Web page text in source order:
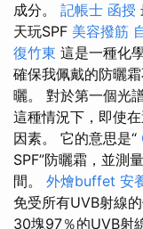
成分。 記帳士 函授
天玩SPF 美容撥筋
復竹東 這是一種化
確保我佩戴的防曬
曬。 對於第一個光
這種情況下，即使
因素。 它的意思是“
SPF”防曬霜，並測
間。 外燴buffet 安
免受所有UVB射線
30塊97％的UVB射